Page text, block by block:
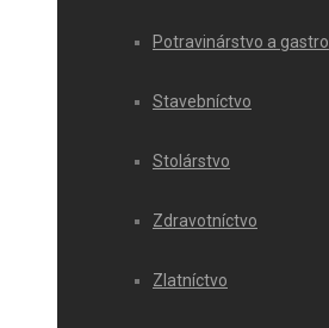
Potravinárstvo a gastro
Stavebníctvo
Stolárstvo
Zdravotníctvo
Zlatníctvo